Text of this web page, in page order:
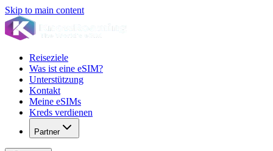
Skip to main content
Reiseziele
Was ist eine eSIM?
Unterstützung
Kontakt
Meine eSIMs
Kreds verdienen
Partner